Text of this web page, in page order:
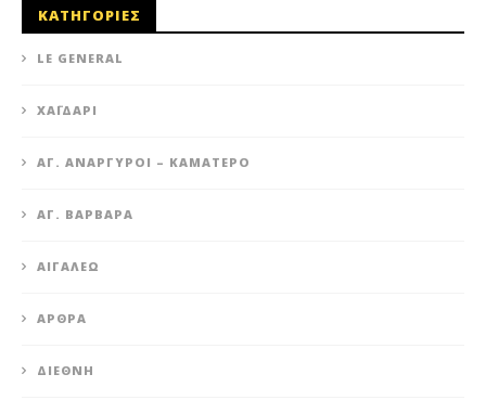
ΚΑΤΗΓΟΡΙΕΣ
LE GENERAL
XΑΪΔΆΡΙ
ΆΓ. ΑΝΆΡΓΥΡΟΙ – KΑΜΑΤΕΡΌ
ΑΓ. ΒΑΡΒΆΡΑ
ΑΙΓΆΛΕΩ
ΆΡΘΡΑ
ΔΙΕΘΝΉ